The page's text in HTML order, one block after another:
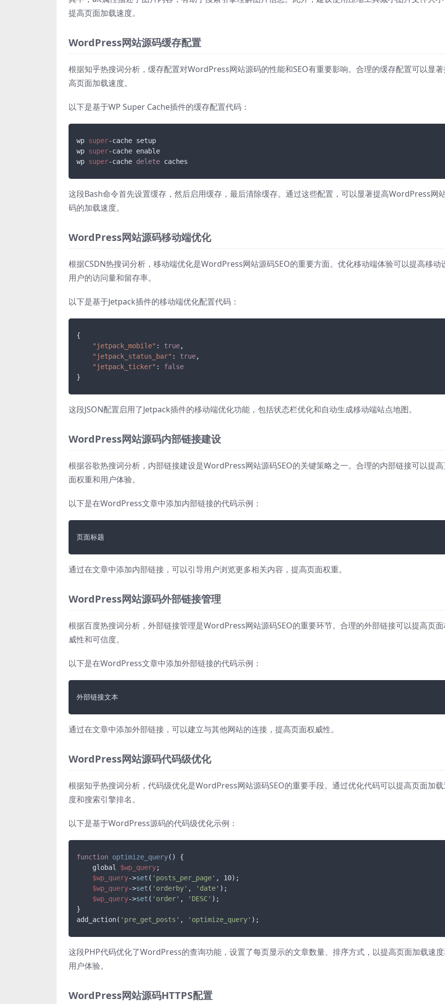
提高页面加载速度。
WordPress网站源码缓存配置
根据知乎热搜词分析，缓存配置对WordPress网站源码的性能和SEO有重要影响。合理的缓存配置可以显
高页面加载速度。
以下是基于WP Super Cache插件的缓存配置代码：
wp super-cache setup
wp super-cache enable
wp super-cache delete caches
这段Bash命令首先设置缓存，然后启用缓存，最后清除缓存。通过这些配置，可以显著提高WordPress网
码的加载速度。
WordPress网站源码移动端优化
根据CSDN热搜词分析，移动端优化是WordPress网站源码SEO的重要方面。优化移动端体验可以提高移动
用户的访问量和留存率。
以下是基于Jetpack插件的移动端优化配置代码：
{
"jetpack_mobile" : true,
"jetpack_status_bar" : true,
"jetpack_ticker" :
false
}
这段JSON配置启用了Jetpack插件的移动端优化功能，包括状态栏优化和自动生成移动端站点地图。
WordPress网站源码内部链接建设
根据谷歌热搜词分析，内部链接建设是WordPress网站源码SEO的关键策略之一。合理的内部链接可以提
面权重和用户体验。
以下是在WordPress文章中添加内部链接的代码示例：
页面标题
通过在文章中添加内部链接，可以引导用户浏览更多相关内容，提高页面权重。
WordPress网站源码外部链接管理
根据百度热搜词分析，外部链接管理是WordPress网站源码SEO的重要环节。合理的外部链接可以提高页
威性和可信度。
以下是在WordPress文章中添加外部链接的代码示例：
外部链接文本
通过在文章中添加外部链接，可以建立与其他网站的连接，提高页面权威性。
WordPress网站源码代码级优化
根据知乎热搜词分析，代码级优化是WordPress网站源码SEO的重要手段。通过优化代码可以提高页面加
度和搜索引擎排名。
以下是基于WordPress源码的代码级优化示例：
function optimize_query() {
    global
$wp_query;
$wp_query->set ( 'posts_per_page' , 10);
$wp_query->set ( 'orderby' , 'date' );
$wp_query->set ( 'order' , 'DESC' );
}
add_action( 'pre_get_posts' , 'optimize_query' );
这段PHP代码优化了WordPress的查询功能，设置了每页显示的文章数量、排序方式，以提高页面加载速
用户体验。
WordPress网站源码HTTPS配置